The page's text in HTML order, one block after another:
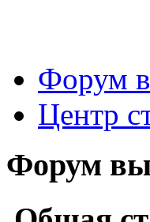
Форум
Центр
Форум